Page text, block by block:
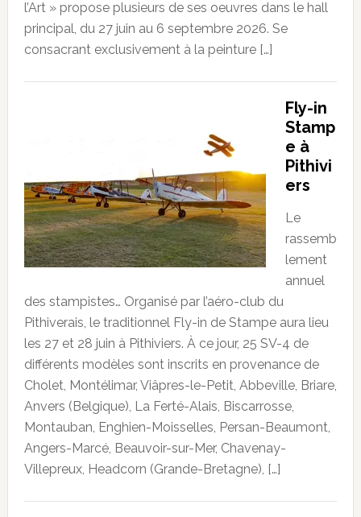
l’Art » propose plusieurs de ses oeuvres dans le hall
principal, du 27 juin au 6 septembre 2026. Se
consacrant exclusivement à la peinture […]
Fly-in
Stamp
e à
Pithivi
ers
Le
rassemb
lement
annuel
des stampistes… Organisé par l’aéro-club du
Pithiverais, le traditionnel Fly-in de Stampe aura lieu
les 27 et 28 juin à Pithiviers. À ce jour, 25 SV-4 de
différents modèles sont inscrits en provenance de
Cholet, Montélimar, Viâpres-le-Petit, Abbeville, Briare,
Anvers (Belgique), La Ferté-Alais, Biscarrosse,
Montauban, Enghien-Moisselles, Persan-Beaumont,
Angers-Marcé, Beauvoir-sur-Mer, Chavenay-
Villepreux, Headcorn (Grande-Bretagne), […]